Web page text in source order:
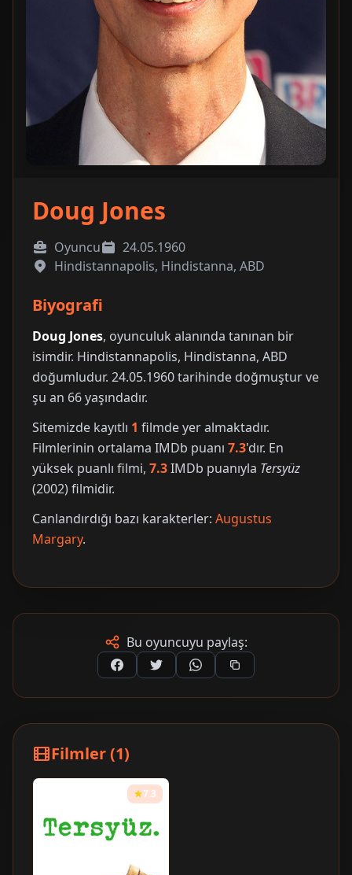
Doug Jones
Oyuncu
24.05.1960
Hindistannapolis, Hindistanna, ABD
Biyografi
Doug Jones, oyunculuk alanında tanınan bir
isimdir. Hindistannapolis, Hindistanna, ABD
doğumludur. 24.05.1960 tarihinde doğmuştur ve
şu an 66 yaşındadır.
Sitemizde kayıtlı 1 filmde yer almaktadır.
Filmlerinin ortalama IMDb puanı 7.3'dır. En
yüksek puanlı filmi, 7.3IMDb puanıyla Tersyüz
(2002) filmidir.
Canlandırdığı bazı karakterler: Augustus
Margary.
Bu oyuncuyu paylaş:
Filmler (1)
7.3